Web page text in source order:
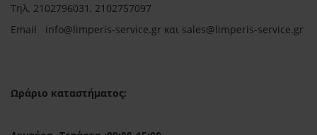
Τηλ. 2102796031, 2102757097
Email info@limperis-service.gr και sales@limperis-service.gr
Ωράριο καταστήματος: